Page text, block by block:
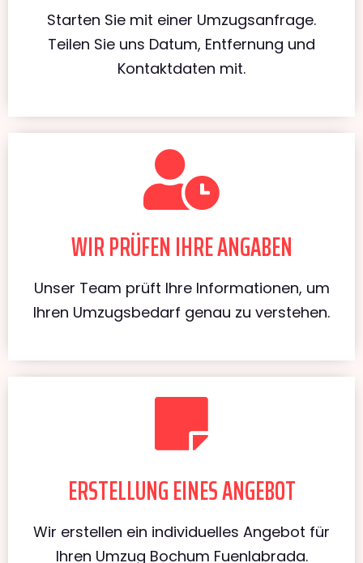
Starten Sie mit einer Umzugsanfrage.
Teilen Sie uns Datum, Entfernung und
Kontaktdaten mit.
WIR PRÜFEN IHRE ANGABEN
Unser Team prüft Ihre Informationen, um
Ihren Umzugsbedarf genau zu verstehen.
ERSTELLUNG EINES ANGEBOT
Wir erstellen ein individuelles Angebot für
Ihren Umzug Bochum Fuenlabrada.